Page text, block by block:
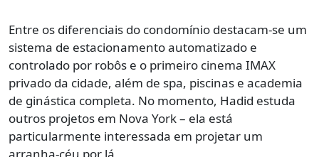
Entre os diferenciais do condomínio destacam-se um
sistema de estacionamento automatizado e
controlado por robôs e o primeiro cinema IMAX
privado da cidade, além de spa, piscinas e academia
de ginástica completa. No momento, Hadid estuda
outros projetos em Nova York – ela está
particularmente interessada em projetar um